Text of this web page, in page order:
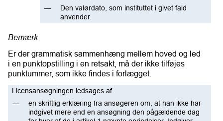
Den valørdato, som instituttet i givet fald
anvender.
Bemærk
Er der grammatisk sammenhæng mellem hoved og led
i en punktopstilling i en retsakt, må der ikke tilføjes
punktummer, som ikke findes i forlægget.
Licensansøgningen ledsages af
en skriftlig erklæring fra ansøgeren om, at han ikke har
indgivet mere end en ansøgning den pågældende dag